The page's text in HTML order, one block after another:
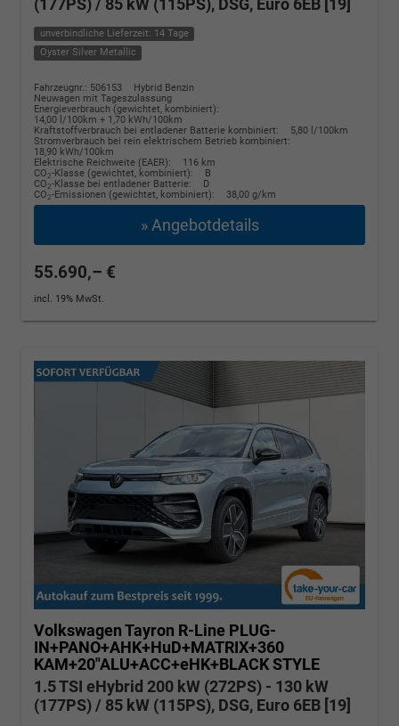
(177PS) / 85 kW (115PS), DSG, Euro 6EB [19]
unverbindliche Lieferzeit: 14 Tage
Oyster Silver Metallic
Fahrzeugnr.: 506153
Hybrid Benzin
Neuwagen mit Tageszulassung
Energieverbrauch (gewichtet, kombiniert):
14,00 l/100km + 1,70 kWh/100km
Kraftstoffverbrauch bei entladener Batterie kombiniert:
5,80 l/100km
Stromverbrauch bei rein elektrischem Betrieb kombiniert:
18,90 kWh/100km
Elektrische Reichweite (EAER):
116 km
CO2-Klasse (gewichtet, kombiniert):
B
CO2-Klasse bei entladener Batterie:
D
CO2-Emissionen (gewichtet, kombiniert): 38,00 g/km
» Angebotdetails
55.690,– €
incl. 19% MwSt.
Volkswagen Tayron R-Line PLUG-
IN+PANO+AHK+HuD+MATRIX+360
KAM+20"ALU+ACC+eHK+BLACK STYLE
1.5 TSI eHybrid 200 kW (272PS) - 130 kW
(177PS) / 85 kW (115PS), DSG, Euro 6EB [19]